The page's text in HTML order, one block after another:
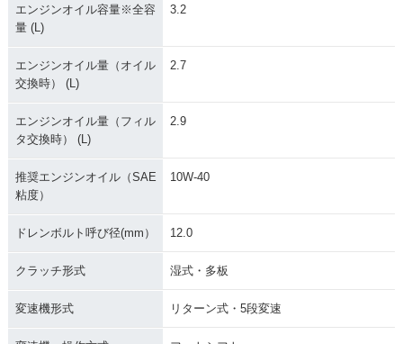
エンジンオイル容量※全容
量 (L)
3.2
エンジンオイル量（オイル
交換時） (L)
2.7
エンジンオイル量（フィル
タ交換時） (L)
2.9
推奨エンジンオイル（SAE
粘度）
10W-40
ドレンボルト呼び径(mm） 12.0
クラッチ形式 湿式・多板
変速機形式 リターン式・5段変速